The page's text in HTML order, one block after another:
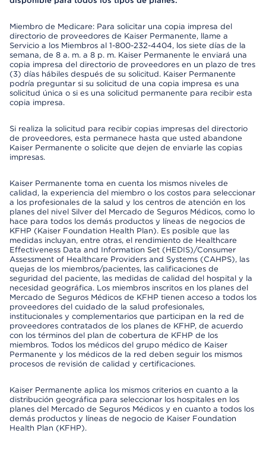
Miembro de Medicare: Para solicitar una copia impresa del
directorio de proveedores de Kaiser Permanente, llame a
Servicio a los Miembros al 1-800-232-4404, los siete días de la
semana, de 8 a. m. a 8 p. m. Kaiser Permanente le enviará una
copia impresa del directorio de proveedores en un plazo de tres
(3) días hábiles después de su solicitud. Kaiser Permanente
podría preguntar si su solicitud de una copia impresa es una
solicitud única o si es una solicitud permanente para recibir esta
copia impresa.
Si realiza la solicitud para recibir copias impresas del directorio
de proveedores, esta permanece hasta que usted abandone
Kaiser Permanente o solicite que dejen de enviarle las copias
impresas.
Kaiser Permanente toma en cuenta los mismos niveles de
calidad, la experiencia del miembro o los costos para seleccionar
a los profesionales de la salud y los centros de atención en los
planes del nivel Silver del Mercado de Seguros Médicos, como lo
hace para todos los demás productos y líneas de negocios de
KFHP (Kaiser Foundation Health Plan). Es posible que las
medidas incluyan, entre otras, el rendimiento de Healthcare
Effectiveness Data and Information Set (HEDIS)/Consumer
Assessment of Healthcare Providers and Systems (CAHPS), las
quejas de los miembros/pacientes, las calificaciones de
seguridad del paciente, las medidas de calidad del hospital y la
necesidad geográfica. Los miembros inscritos en los planes del
Mercado de Seguros Médicos de KFHP tienen acceso a todos los
proveedores del cuidado de la salud profesionales,
institucionales y complementarios que participan en la red de
proveedores contratados de los planes de KFHP, de acuerdo
con los términos del plan de cobertura de KFHP de los
miembros. Todos los médicos del grupo médico de Kaiser
Permanente y los médicos de la red deben seguir los mismos
procesos de revisión de calidad y certificaciones.
Kaiser Permanente aplica los mismos criterios en cuanto a la
distribución geográfica para seleccionar los hospitales en los
planes del Mercado de Seguros Médicos y en cuanto a todos los
demás productos y líneas de negocio de Kaiser Foundation
Health Plan (KFHP).